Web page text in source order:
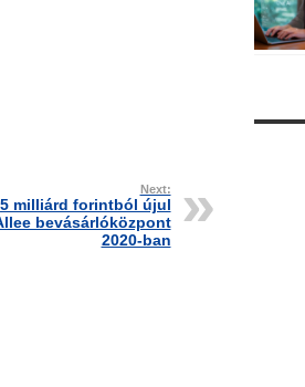
Next:
milliárd forintból újul
bevásárlóközpont
2020-ban